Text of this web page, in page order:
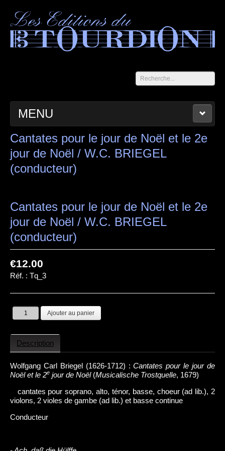
Rechercher
MENU
ACCUEIL LES CAHIERS DU TOURDION CATALOGUE
PANIER CONTACT MENTIONS LÉGALES
Cantates pour le jour de Noël et le 2e
jour de Noël / W.C. BRIEGEL
(conducteur)
Cantates pour le jour de Noël et le 2e
jour de Noël / W.C. BRIEGEL
(conducteur)
€12.00
Réf. : Tq_3
Description
Wolfgang Carl Briegel (1626-1712) :Cantates pour le jour de
Noël et le 2e jour de Noël (Musicalische Trostquelle, 1679)
cantates pour soprano, alto, ténor, basse, choeur (ad lib.), 2
violons, 2 violes de gambe (ad lib.) et basse continue
Conducteur